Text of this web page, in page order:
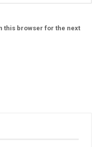
this browser for the next